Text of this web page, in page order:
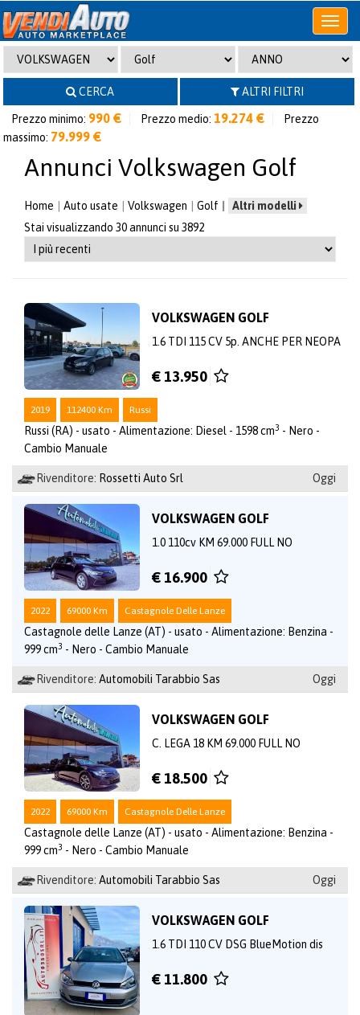
Apri
o
chiudi
menu
CERCA
ALTRI FILTRI
Prezzo minimo: 990 € Prezzo medio: 19.274 €
Prezzo
massimo: 79.999 €
Annunci Volkswagen Golf
Home Auto usate Volkswagen Golf
Altri modelli
Stai visualizzando 30 annunci su 3892
VOLKSWAGEN GOLF
1.6 TDI 115 CV 5p. ANCHE PER NEOPA
€ 13.950
2019 112400 Km Russi
Russi (RA) - usato - Alimentazione: Diesel - 1598 cm3 - Nero -
Cambio Manuale
Rivenditore: Rossetti Auto Srl Oggi
VOLKSWAGEN GOLF
1.0 110cv KM 69.000 FULL NO
€ 16.900
2022 69000 Km Castagnole Delle Lanze
Castagnole delle Lanze (AT) - usato - Alimentazione: Benzina -
999 cm3 - Nero - Cambio Manuale
Rivenditore: Automobili Tarabbio Sas Oggi
VOLKSWAGEN GOLF
C. LEGA 18 KM 69.000 FULL NO
€ 18.500
2022 69000 Km Castagnole Delle Lanze
Castagnole delle Lanze (AT) - usato - Alimentazione: Benzina -
999 cm3 - Nero - Cambio Manuale
Rivenditore: Automobili Tarabbio Sas Oggi
VOLKSWAGEN GOLF
1.6 TDI 110 CV DSG BlueMotion dis
€ 11.800